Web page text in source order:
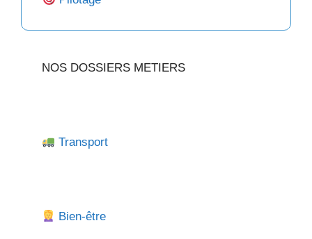
NOS DOSSIERS METIERS
Transport
Bien-être